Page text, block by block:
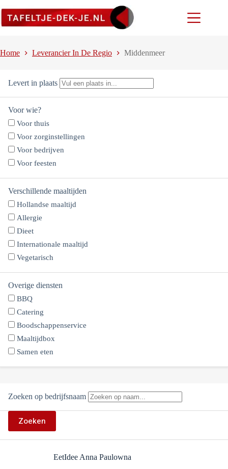
naar
Home Leverancier In De Regio Middenmeer
Levert in plaats
Voor wie?
Voor thuis
Voor zorginstellingen
Voor bedrijven
Voor feesten
Verschillende maaltijden
Hollandse maaltijd
Allergie
Dieet
Internationale maaltijd
Vegetarisch
Overige diensten
BBQ
Catering
Boodschappenservice
Maaltijdbox
Samen eten
Zoeken op bedrijfsnaam
Zoeken
EetIdee Anna Paulowna